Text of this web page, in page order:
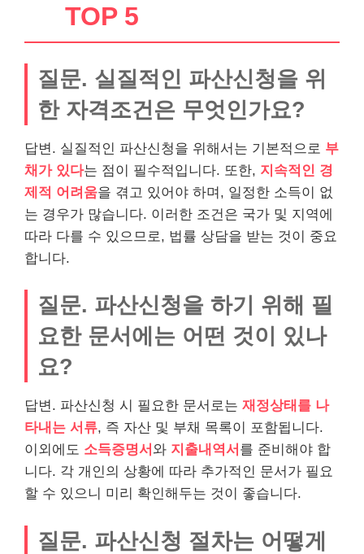
TOP 5
질문. 실질적인 파산신청을 위
한 자격조건은 무엇인가요?
답변. 실질적인 파산신청을 위해서는 기본적으로 부
채가 있다는 점이 필수적입니다. 또한, 지속적인 경
제적 어려움을 겪고 있어야 하며, 일정한 소득이 없
는 경우가 많습니다. 이러한 조건은 국가 및 지역에
따라 다를 수 있으므로, 법률 상담을 받는 것이 중요
합니다.
질문. 파산신청을 하기 위해 필
요한 문서에는 어떤 것이 있나
요?
답변. 파산신청 시 필요한 문서로는 재정상태를 나
타내는 서류, 즉 자산 및 부채 목록이 포함됩니다.
이외에도 소득증명서 와 지출내역서 를 준비해야 합
니다. 각 개인의 상황에 따라 추가적인 문서가 필요
할 수 있으니 미리 확인해두는 것이 좋습니다.
질문. 파산신청 절차는 어떻게